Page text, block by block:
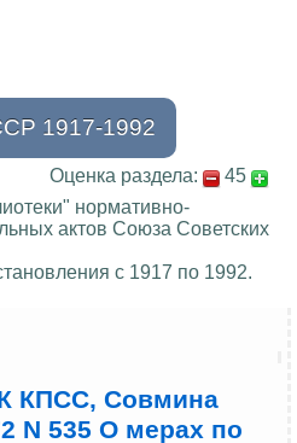
1917-1992
Оценка раздела:
45
нормативно-
актов Союза Советских
с 1917 по 1992.
КПСС, Совмина
N 535 О мерах по